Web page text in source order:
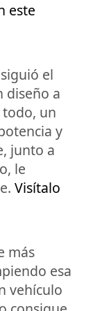
este
el
diseño a
todo, un
y
junto a
le
Visítalo
más
esa
vehículo